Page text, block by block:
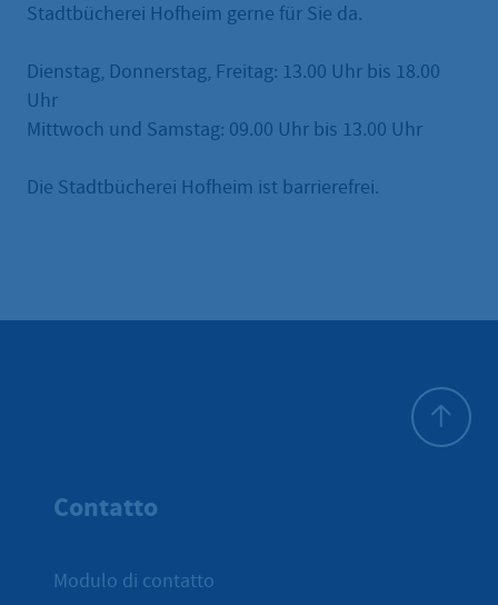
Stadtbücherei Hofheim gerne für Sie da.
Dienstag, Donnerstag, Freitag: 13.00 Uhr bis 18.00
Uhr
Mittwoch und Samstag: 09.00 Uhr bis 13.00 Uhr
Die Stadtbücherei Hofheim ist barrierefrei.
Contatto
Modulo di contatto